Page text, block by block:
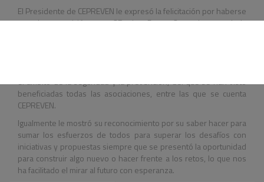
El Presidente de CEPREVEN le expresó la felicitación por haberse
ganado su posición como ?Revista Decana? en el sector de la
el ámbito de la seguridad y la prevención, del que se han visto
beneficiadas todas las asociaciones, entre las que se cuenta
CEPREVEN.
Igualmente le mostró su reconocimiento por su saber hacer para
sumar los esfuerzos de todos para superar los desafíos con
iniciativas y propuestas siempre que se presentó la oportunidad
para construir algo nuevo o hacer frente a los retos, lo que nos
ha facilitado el mirar al futuro con esperanza.